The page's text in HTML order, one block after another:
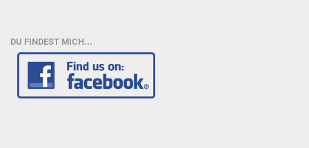
DU FINDEST MICH...